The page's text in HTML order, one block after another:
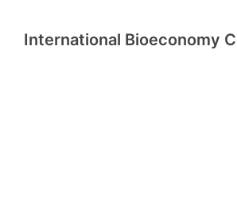
International Bioeconomy